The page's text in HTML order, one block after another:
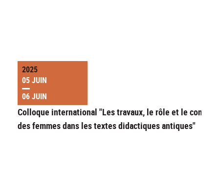
2025
05 JUIN
06 JUIN
Colloque international "Les travaux, le rôle et le contrôle
des femmes dans les textes didactiques antiques"